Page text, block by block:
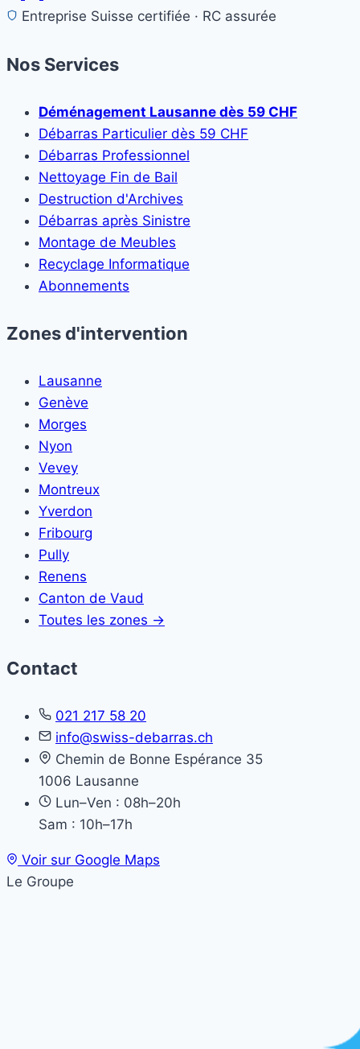
Entreprise Suisse certifiée · RC assurée
Nos Services
Déménagement Lausanne dès 59 CHF
Débarras Particulier dès 59 CHF
Débarras Professionnel
Nettoyage Fin de Bail
Destruction d'Archives
Débarras après Sinistre
Montage de Meubles
Recyclage Informatique
Abonnements
Zones d'intervention
Lausanne
Genève
Morges
Nyon
Vevey
Montreux
Yverdon
Fribourg
Pully
Renens
Canton de Vaud
Toutes les zones →
Contact
021 217 58 20
info@swiss-debarras.ch
Chemin de Bonne Espérance 35
1006 Lausanne
Lun–Ven : 08h–20h
Sam : 10h–17h
Voir sur Google Maps
Le Groupe